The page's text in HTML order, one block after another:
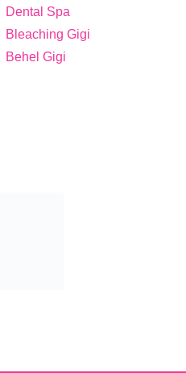
Dental Spa
Bleaching Gigi
Behel Gigi